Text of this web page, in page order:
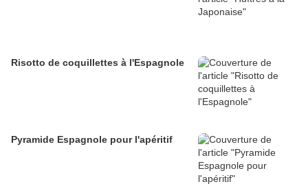
Risotto de coquillettes à l'Espagnole
Pyramide Espagnole pour l'apéritif